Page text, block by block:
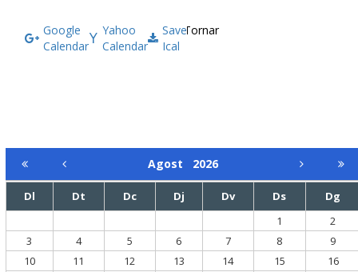
Google
Calendar
Yahoo
Calendar
Save
Ical
Tornar
Agost 2026
Dl Dt Dc Dj Dv Ds
Dg
1
2
3
4 5 6 7 8
9
10
11 12 13 14 15
16